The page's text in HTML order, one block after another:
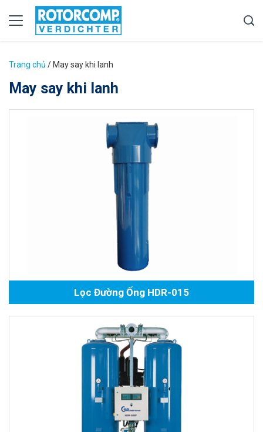
Trang chủ / May say khi lanh
May say khi lanh
Lọc Đường Ống HDR-015